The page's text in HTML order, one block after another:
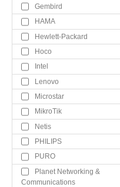
Gembird
HAMA
Hewlett-Packard
Hoco
Intel
Lenovo
Microstar
MikroTik
Netis
PHILIPS
PURO
Planet Networking &
Communications